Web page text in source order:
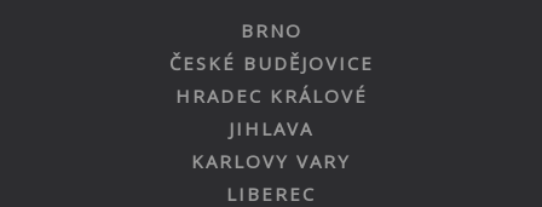
BRNO
ČESKÉ BUDĚJOVICE
HRADEC KRÁLOVÉ
JIHLAVA
KARLOVY VARY
LIBEREC